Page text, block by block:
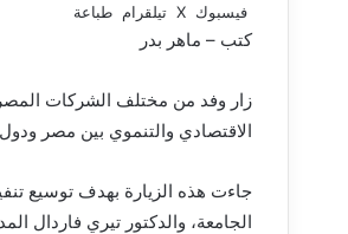
فيسبوك ‫X تيلقرام طباعة
كتب – ماهر بدر
زار وفد من مختلف الشركات
الاقتصادي والتنموي بين مصر ودول
جاءت هذه الزيارة بهدف توسيع
الجامعة، والدكتور تيري فاردال